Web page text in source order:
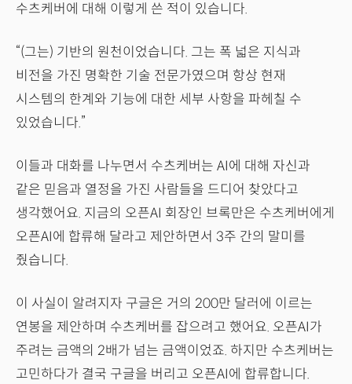
수츠케버에 대해 이렇게 쓴 적이 있습니다.
“(그는) 기반의 원천이었습니다. 그는 폭 넓은 지식과
비전을 가진 명확한 기술 전문가였으며 항상 현재
시스템의 한계와 기능에 대한 세부 사항을 파헤칠 수
있었습니다.”
이들과 대화를 나누면서 수츠케버는 AI에 대해 자신과
같은 믿음과 열정을 가진 사람들을 드디어 찾았다고
생각했어요. 지금의 오픈AI 회장인 브록만은 수츠케버에게
오픈AI에 합류해 달라고 제안하면서 3주 간의 말미를
줬습니다.
이 사실이 알려지자 구글은 거의 200만 달러에 이르는
연봉을 제안하며 수츠케버를 잡으려고 했어요. 오픈AI가
주려는 금액의 2배가 넘는 금액이었죠. 하지만 수츠케버는
고민하다가 결국 구글을 버리고 오픈AI에 합류합니다.